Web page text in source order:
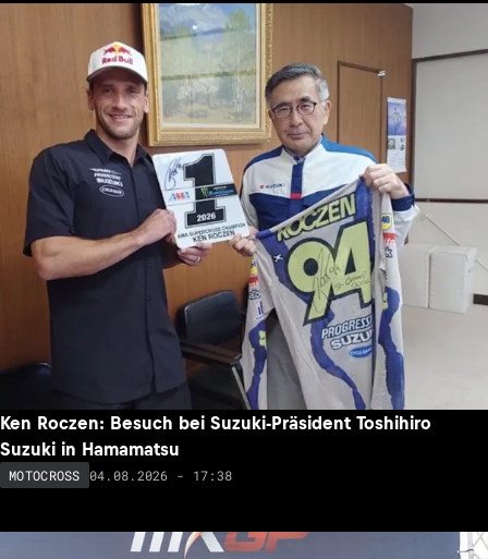
Ken Roczen: Besuch bei Suzuki-Präsident Toshihiro
Suzuki in Hamamatsu
MOTOCROSS 04.08.2026 - 17:38